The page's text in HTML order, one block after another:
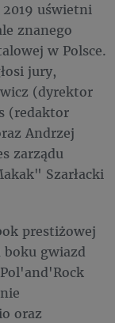
uświetni
znanego
w Polsce.
jury,
(dyrektor
(redaktor
Andrzej
zarządu
Szarłacki
prestiżowej
gwiazd
oraz